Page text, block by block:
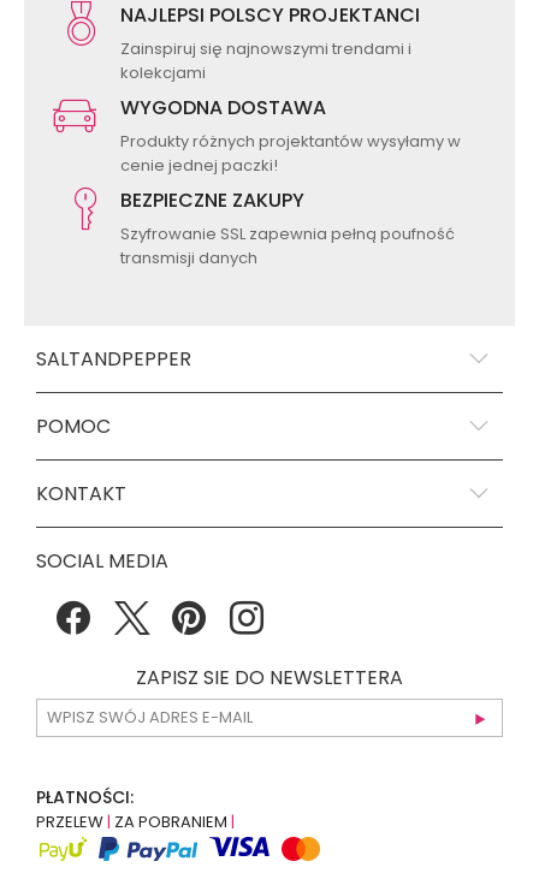
NAJLEPSI POLSCY PROJEKTANCI
Zainspiruj się najnowszymi trendami i
kolekcjami
WYGODNA DOSTAWA
Produkty różnych projektantów wysyłamy w
cenie jednej paczki!
BEZPIECZNE ZAKUPY
Szyfrowanie SSL zapewnia pełną poufność
transmisji danych
SALTANDPEPPER
POMOC
KONTAKT
SOCIAL MEDIA
ZAPISZ SIE DO NEWSLETTERA
PŁATNOŚCI:
PRZELEW| ZA POBRANIEM |